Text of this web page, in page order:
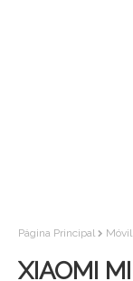
Página Principal Móvil
XIAOMI